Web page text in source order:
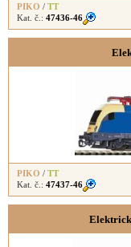
PIKO / TT
Kat. č.: 47436-46
PIKO / TT
Kat. č.: 47437-46